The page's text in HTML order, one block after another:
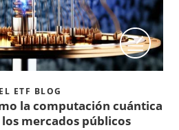
ETF BLOG
la computación cuántica
mercados públicos